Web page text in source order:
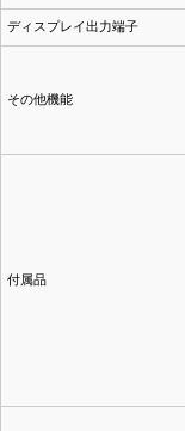
ディスプレイ出力端子
その他機能
付属品